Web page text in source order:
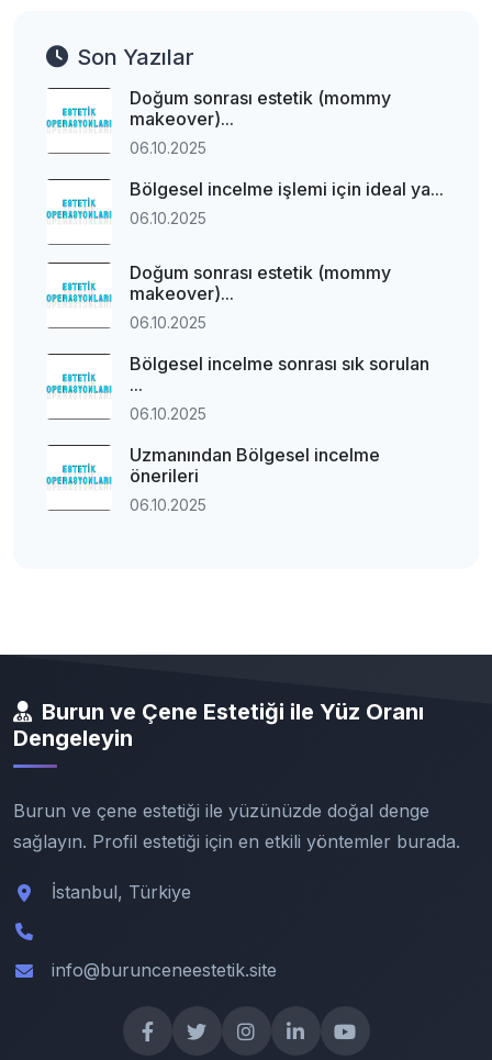
Son Yazılar
Doğum sonrası estetik (mommy
makeover)...
06.10.2025
Bölgesel incelme işlemi için ideal ya...
06.10.2025
Doğum sonrası estetik (mommy
makeover)...
06.10.2025
Bölgesel incelme sonrası sık sorulan
...
06.10.2025
Uzmanından Bölgesel incelme
önerileri
06.10.2025
Burun ve Çene Estetiği ile Yüz Oranı
Dengeleyin
Burun ve çene estetiği ile yüzünüzde doğal denge
sağlayın. Profil estetiği için en etkili yöntemler burada.
İstanbul, Türkiye
info@burunceneestetik.site